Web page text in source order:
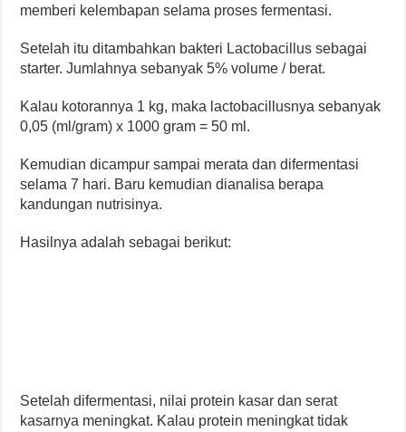
memberi kelembapan selama proses fermentasi.
Setelah itu ditambahkan bakteri Lactobacillus sebagai
starter. Jumlahnya sebanyak 5% volume / berat.
Kalau kotorannya 1 kg, maka lactobacillusnya sebanyak
0,05 (ml/gram) x 1000 gram = 50 ml.
Kemudian dicampur sampai merata dan difermentasi
selama 7 hari. Baru kemudian dianalisa berapa
kandungan nutrisinya.
Hasilnya adalah sebagai berikut:
Setelah difermentasi, nilai protein kasar dan serat
kasarnya meningkat. Kalau protein meningkat tidak